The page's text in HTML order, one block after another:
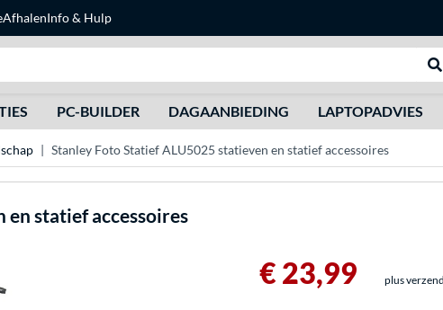
AfhalenInfo & Hulp
PC-BUILDER DAGAANBIEDING LAPTOPADVIES
Stanley Foto Statief ALU5025 statieven en statief accessoires
statief accessoires
€ 23,99 plus